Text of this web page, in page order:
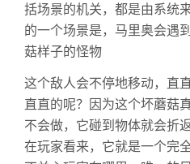
括场景的机关，都是由系统
的一个场景是，马里奥会遇
菇样子的怪物
这个敌人会不停地移动，直
直直的呢？因为这个坏蘑菇
不会做，它碰到物体就会折
在玩家看来，它就是一个完